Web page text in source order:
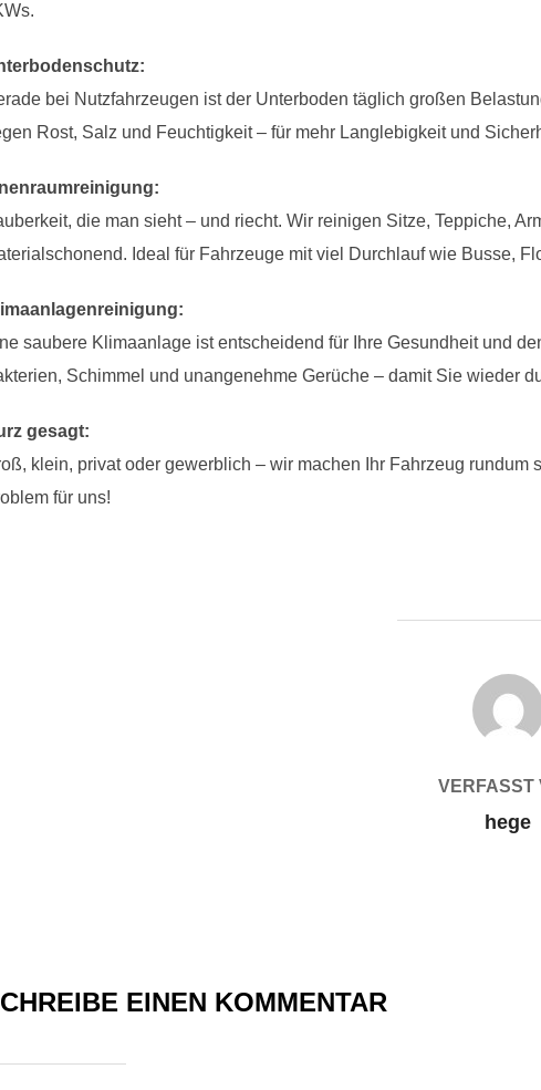
bei Nutzfahrzeugen ist der Unterboden täglich großen
Rost, Salz und Feuchtigkeit – für mehr Langlebigkeit und
die man sieht – und riecht. Wir reinigen Sitze, Teppiche,
Ideal für Fahrzeuge mit viel Durchlauf wie Busse,
saubere Klimaanlage ist entscheidend für Ihre Gesundheit und
Schimmel und unangenehme Gerüche – damit Sie wieder
gesagt:
klein, privat oder gewerblich – wir machen Ihr Fahrzeug
für uns!
VERFASST
hege
EINEN KOMMENTAR